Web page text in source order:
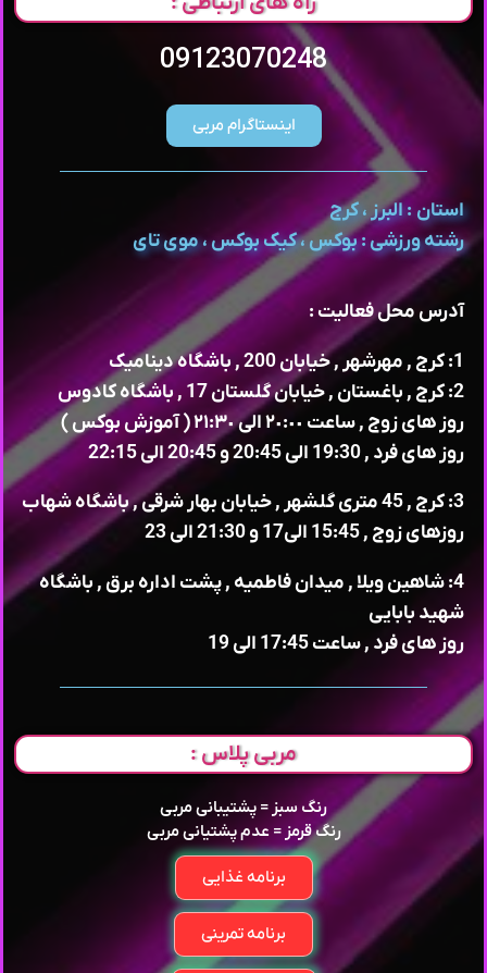
09123070248
اینستاگرام مربی
استان : البرز ، کرج
رشته ورزشی : بوکس ، کیک بوکس ، موی تای
آدرس محل فعالیت :
1: کرج , مهرشهر , خیابان 200 , باشگاه دینامیک
2: کرج , باغستان , خیابان گلستان 17 , باشگاه کادوس
روز های زوج , ساعت ٢٠:٠٠ الی ٢١:٣٠ ( آموزش بوکس )
روز های فرد , 19:30 الی 20:45 و 20:45 الی 22:15
3: کرج , 45 متری گلشهر , خیابان بهار شرقی , باشگاه شهاب
روزهای زوج , 15:45 الی17 و 21:30 الی 23
4: شاهین ویلا , میدان فاطمیه , پشت اداره برق , باشگاه
شهید بابایی
روز های فرد , ساعت 17:45 الی 19
مربی پلاس :
رنگ سبز = پشتیبانی مربی
رنگ قرمز = عدم پشتیانی مربی
برنامه غذایی
برنامه تمرینی